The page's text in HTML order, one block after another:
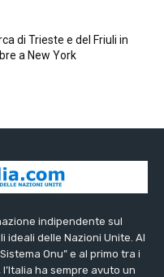
di Trieste e del Friuli in
a New York
indipendente sul
ideali delle Nazioni Unite. Al
Onu” e al primo tra i
ha sempre avuto un